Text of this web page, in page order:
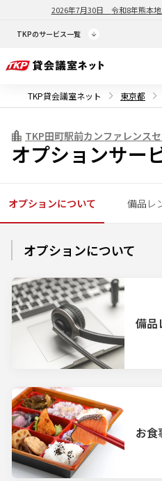
2026年7月30日 令和8年熊本
TKPのサービス一覧
TKP貸会議室ネット
東京都
TKP田町駅前カンファレンス
オプションサー
オプションについて 備品レ
オプションについて
備品
お食